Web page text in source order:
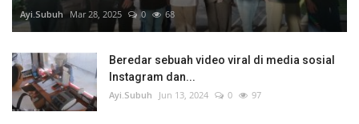
Ayi.Subuh Mar 28, 2025 0 68
Beredar sebuah video viral di media sosial
Instagram dan...
Ayi.Subuh Jun 13, 2024 0 97